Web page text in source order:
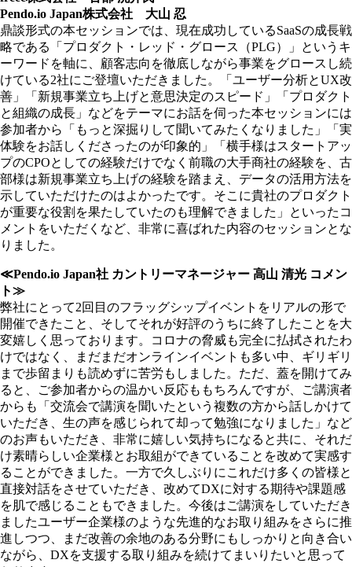
Pendo.io Japan株式会社 大山 忍
鼎談形式の本セッションでは、現在成功しているSaaSの成長戦
略である「プロダクト・レッド・グロース（PLG）」というキ
ーワードを軸に、顧客志向を徹底しながら事業をグロースし続
けている2社にご登壇いただきました。「ユーザー分析とUX改
善」「新規事業立ち上げと意思決定のスピード」「プロダクト
と組織の成長」などをテーマにお話を伺った本セッションには
参加者から「もっと深掘りして聞いてみたくなりました」「実
体験をお話しくださったのが印象的」「横手様はスタートアッ
プのCPOとしての経験だけでなく前職の大手商社の経験を、古
部様は新規事業立ち上げの経験を踏まえ、データの活用方法を
示していただけたのはよかったです。そこに貴社のプロダクト
が重要な役割を果たしていたのも理解できました」といったコ
メントをいただくなど、非常に喜ばれた内容のセッションとな
りました。
≪Pendo.io Japan社 カントリーマネージャー 高山 清光 コメン
ト≫
弊社にとって2回目のフラッグシップイベントをリアルの形で
開催できたこと、そしてそれが好評のうちに終了したことを大
変嬉しく思っております。コロナの脅威も完全に払拭されたわ
けではなく、まだまだオンラインイベントも多い中、ギリギリ
まで歩留まりも読めずに苦労もしました。ただ、蓋を開けてみ
ると、ご参加者からの温かい反応ももちろんですが、ご講演者
からも「交流会で講演を聞いたという複数の方から話しかけて
いただき、生の声を感じられて却って勉強になりました」など
のお声もいただき、非常に嬉しい気持ちになると共に、それだ
け素晴らしい企業様とお取組ができていることを改めて実感す
ることができました。一方で久しぶりにこれだけ多くの皆様と
直接対話をさせていただき、改めてDXに対する期待や課題感
を肌で感じることもできました。今後はご講演をしていただき
ましたユーザー企業様のような先進的なお取り組みをさらに推
進しつつ、まだ改善の余地のある分野にもしっかりと向き合い
ながら、DXを支援する取り組みを続けてまいりたいと思って